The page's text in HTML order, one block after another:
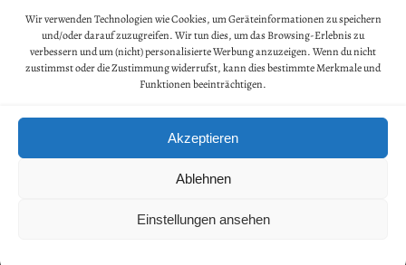
Wir verwenden Technologien wie Cookies, um Geräteinformationen zu speichern
und/oder darauf zuzugreifen. Wir tun dies, um das Browsing-Erlebnis zu
verbessern und um (nicht) personalisierte Werbung anzuzeigen. Wenn du nicht
zustimmst oder die Zustimmung widerrufst, kann dies bestimmte Merkmale und
Funktionen beeinträchtigen.
Akzeptieren
Ablehnen
Einstellungen ansehen
Geschäftsbedingungen
Kontakt
Widerruf
Datenschutz
Impressum
© 2026 MERCATOR SPIRITS. All rights reserved. Created by